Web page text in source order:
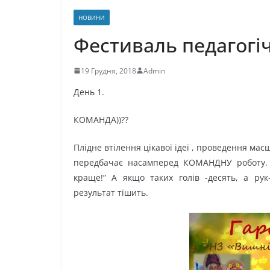
НОВИНИ
Фестиваль
19 Грудня, 2018 Admin
День 1.
КОМАНДА))??
Плідне втілення цікавої ідеї , проведення
передбачає насамперед КОМАНДНУ
краще!” А якщо таких голів -десять, а
результат тішить.